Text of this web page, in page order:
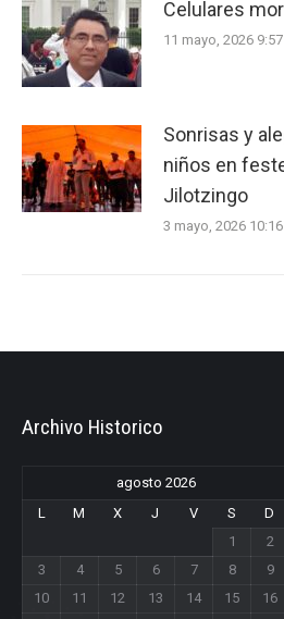
Celulares
11 mayo, 2026 9:57
Sonrisas y
niños en
Jilotzingo
3 mayo, 2026
Archivo Historico
agosto 2026
L
M X J V S
D
1
2
3
4 5 6 7 8
9
10
11 12 13 14 15
16